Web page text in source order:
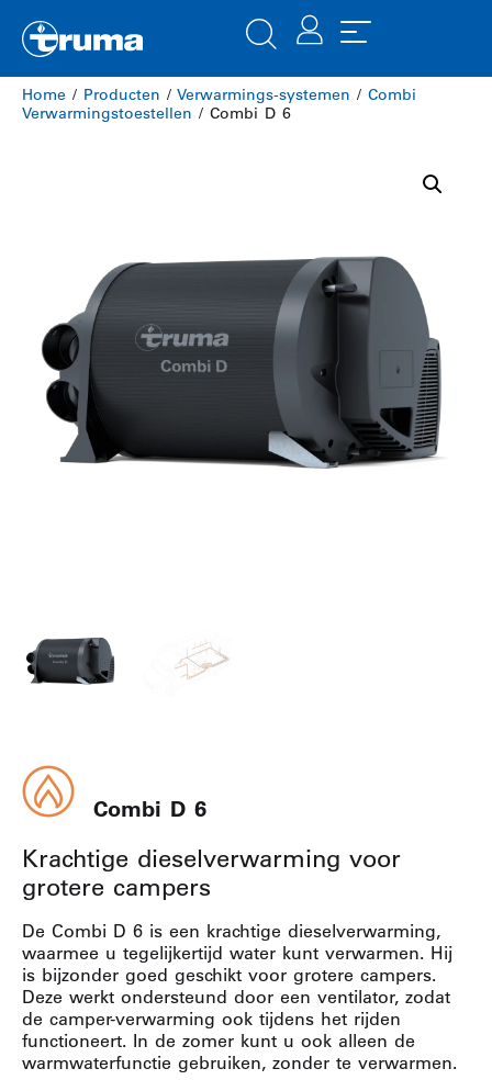
Home / Producten / ​Verwarmings-systemen / Combi
Verwarmingstoestellen / Combi D 6
Combi D 6
Krachtige dieselverwarming voor
grotere campers
De Combi D 6 is een krachtige dieselverwarming,
waarmee u tegelijkertijd water kunt verwarmen. Hij
is bijzonder goed geschikt voor grotere campers.
Deze werkt ondersteund door een ventilator, zodat
de camper-verwarming ook tijdens het rijden
functioneert. In de zomer kunt u ook alleen de
warmwaterfunctie gebruiken, zonder te verwarmen.